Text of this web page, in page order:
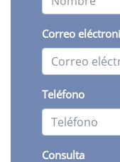
Correo
Teléfono
Consulta